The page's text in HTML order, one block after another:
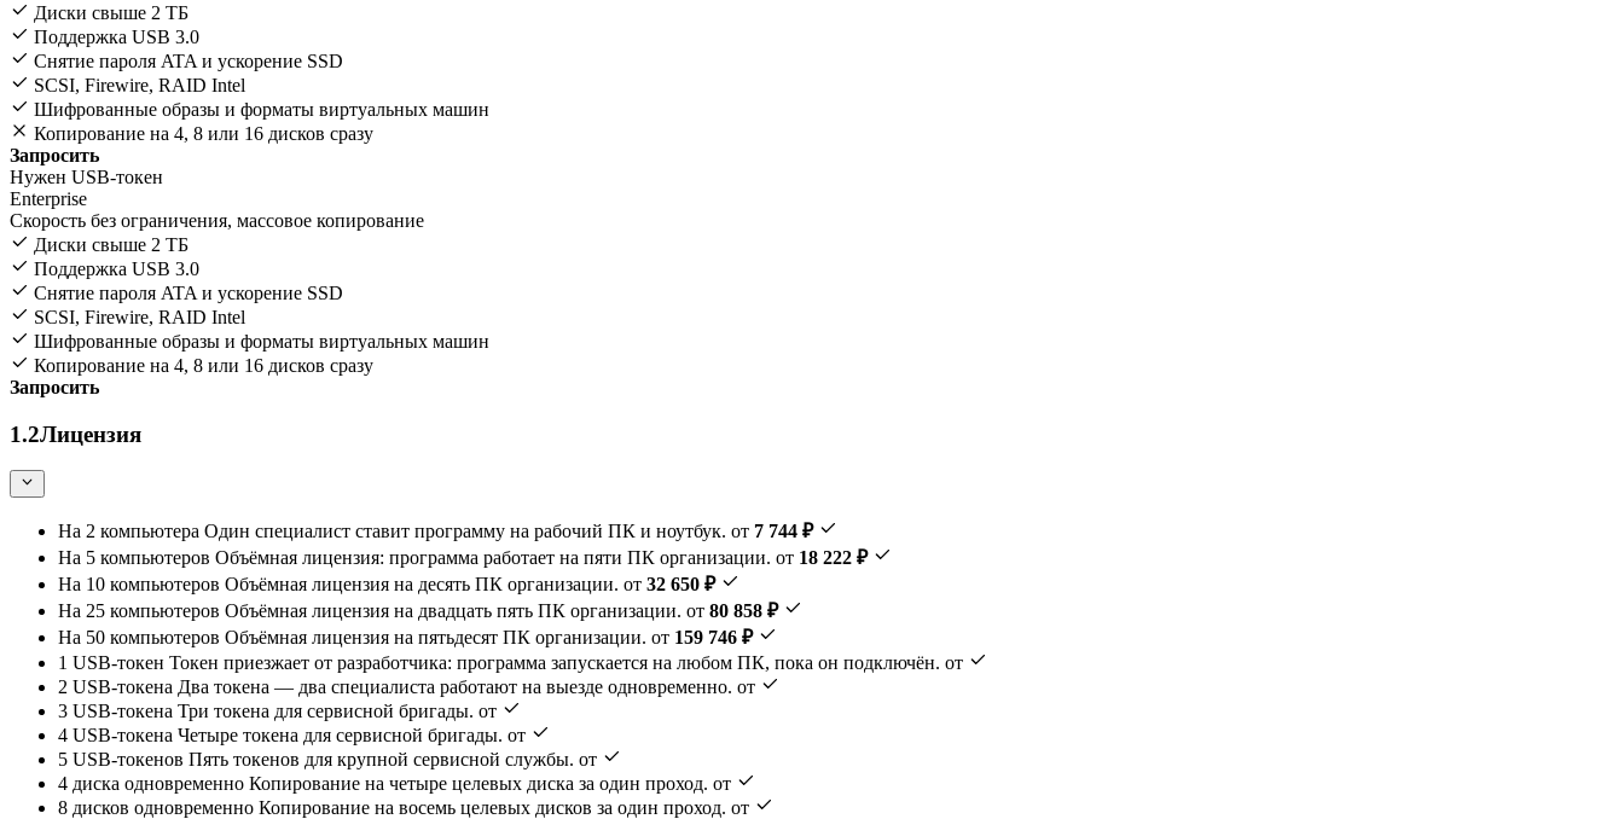
Диски свыше 2 ТБ
Поддержка USB 3.0
Снятие пароля ATA и ускорение SSD
SCSI, Firewire, RAID Intel
Шифрованные образы и форматы виртуальных машин
Копирование на 4, 8 или 16 дисков сразу
Запросить
Нужен USB-токен
Enterprise
Скорость без ограничения, массовое копирование
Диски свыше 2 ТБ
Поддержка USB 3.0
Снятие пароля ATA и ускорение SSD
SCSI, Firewire, RAID Intel
Шифрованные образы и форматы виртуальных машин
Копирование на 4, 8 или 16 дисков сразу
Запросить
1.2Лицензия
На 2 компьютера Один специалист ставит программу на рабочий ПК и ноутбук. от 7 744 ₽
На 5 компьютеров Объёмная лицензия: программа работает на пяти ПК организации. от 18 222 ₽
На 10 компьютеров Объёмная лицензия на десять ПК организации. от 32 650 ₽
На 25 компьютеров Объёмная лицензия на двадцать пять ПК организации. от 80 858 ₽
На 50 компьютеров Объёмная лицензия на пятьдесят ПК организации. от 159 746 ₽
1 USB-токен Токен приезжает от разработчика: программа запускается на любом ПК, пока он подключён. от
2 USB-токена Два токена — два специалиста работают на выезде одновременно. от
3 USB-токена Три токена для сервисной бригады. от
4 USB-токена Четыре токена для сервисной бригады. от
5 USB-токенов Пять токенов для крупной сервисной службы. от
4 диска одновременно Копирование на четыре целевых диска за один проход. от
8 дисков одновременно Копирование на восемь целевых дисков за один проход. от